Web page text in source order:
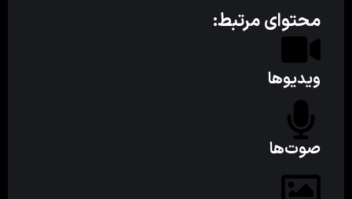
محتوای مرتبط:
ویدیوها
صوت‌ها